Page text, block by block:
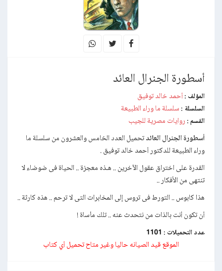
أسطورة الجنرال العائد
المؤلف : أحمد خالد توفيق
السلسلة : سلسلة ما وراء الطبيعة
القسم : روايات مصرية للجيب
أسطورة الجنرال العائد تحميل العدد الخامس والعشرون من سلسلة ما
وراء الطبيعة للدكتور أحمد خالد توفيق .
القدرة على اختراق عقول الآخرين .. هـذه معجزة .. الحياة فى ضوضاء لا
تنتهى من الأفكار ..
هذا كابوس .. التورط فى تروس إلى المخابرات التى لا ترحم .. هذه كارثة ..
أن تكون أنت بالذات من نتحدث عنه .. تلك مأساة !
عدد التحميلات : 1101
الموقع قيد الصيانه حاليا وغير متاح تحميل أي كتاب